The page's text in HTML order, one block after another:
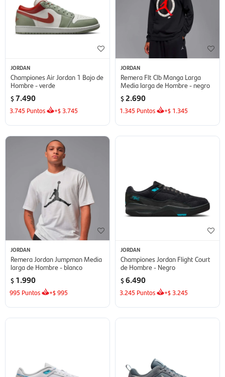
JORDAN
Championes Air Jordan 1 Bajo de
Hombre - verde
$7.490
3.745 Puntos +$ 3.745
JORDAN
Remera Flt Clb Manga Larga
Media larga de Hombre - negro
$ 2.690
1.345 Puntos +$ 1.345
JORDAN
Remera Jordan Jumpman Media
larga de Hombre - blanco
$ 1.990
995 Puntos +$995
JORDAN
Championes Jordan Flight Court
de Hombre - Negro
$6.490
3.245 Puntos +$ 3.245